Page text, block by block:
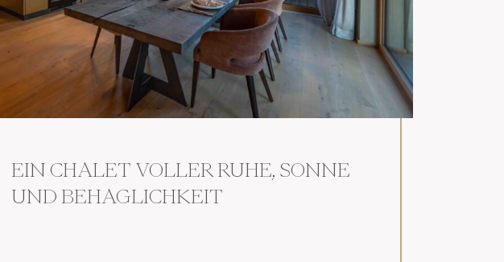
EIN CHALET VOLLER RUHE, SONNE
UND BEHAGLICHKEIT